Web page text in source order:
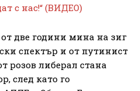
с нас!“ (ВИДЕО)
две години мина на зиг
спектър и от путинист
розов либерал стана
след като го